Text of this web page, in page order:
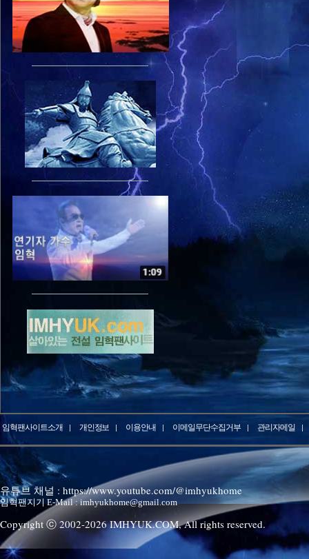
임혁팬사이트소개 개인정보 이용안내 이메일무단수집거부 관리자메일
유튜브 채널 : https://www.youtube.com/@imhyukhome
임혁팬지기 E-Mail : imhyukhome@gmail.com
Copyright ⓒ 2002-2026IMHYUK.COM,All rights reserved.